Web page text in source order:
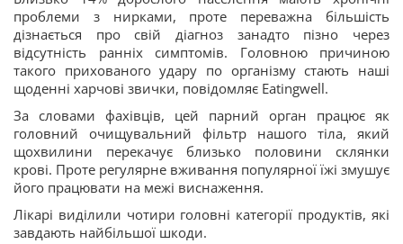
проблеми з нирками, проте переважна більшість
дізнається про свій діагноз занадто пізно через
відсутність ранніх симптомів. Головною причиною
такого прихованого удару по організму стають наші
щоденні харчові звички, повідомляє Eatingwell.
За словами фахівців, цей парний орган працює як
головний очищувальний фільтр нашого тіла, який
щохвилини перекачує близько половини склянки
крові. Проте регулярне вживання популярної їжі змушує
його працювати на межі виснаження.
Лікарі виділили чотири головні категорії продуктів, які
завдають найбільшої шкоди.